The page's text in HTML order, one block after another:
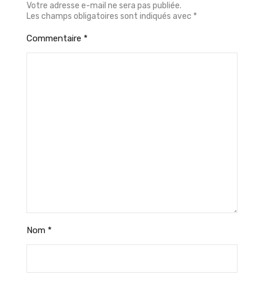
Votre adresse e-mail ne sera pas publiée.
Les champs obligatoires sont indiqués avec *
Commentaire *
Nom *